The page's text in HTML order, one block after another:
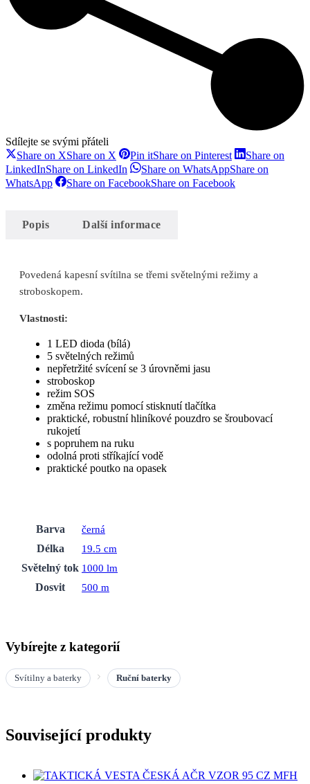
Sdílejte se svými přáteli
Share on XShare on X Pin itShare on Pinterest
Share on
LinkedInShare on LinkedIn Share on WhatsAppShare on
WhatsApp
Share on FacebookShare on Facebook
Popis Další informace
Povedená kapesní svítilna se třemi světelnými režimy a
stroboskopem.
Vlastnosti:
1 LED dioda (bílá)
5 světelných režimů
nepřetržité svícení se 3 úrovněmi jasu
stroboskop
režim SOS
změna režimu pomocí stisknutí tlačítka
praktické, robustní hliníkové pouzdro se šroubovací
rukojetí
s popruhem na ruku
odolná proti stříkající vodě
praktické poutko na opasek
Barva
černá
Délka
19.5 cm
Světelný tok 1000 lm
Dosvit
500 m
Vybírejte z kategorií
Svítilny a baterky Ruční baterky
Související produkty